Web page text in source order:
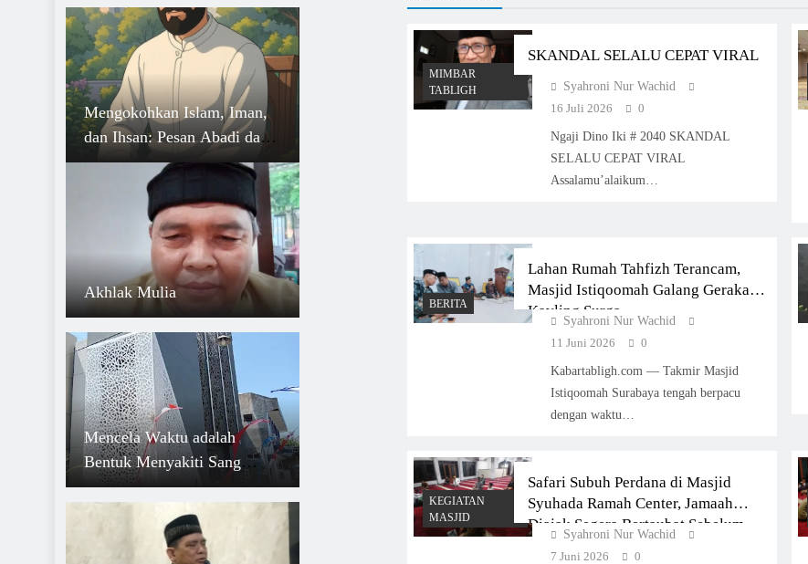
Mengokohkan Islam, Iman,
dan Ihsan: Pesan Abadi dari
Hadits Jibril
Akhlak Mulia
Mencela Waktu adalah
Bentuk Menyakiti Sang
Pencipta
MIMBAR
TABLIGH
SKANDAL SELALU CEPAT VIRAL
Syahroni Nur Wachid
16 Juli 2026
0
Ngaji Dino Iki # 2040 SKANDAL
SELALU CEPAT VIRAL
Assalamu’alaikum…
BERITA
Lahan Rumah Tahfizh Terancam,
Masjid Istiqoomah Galang Gerakan
Kavling Surga
Syahroni Nur Wachid
11 Juni 2026
0
Kabartabligh.com — Takmir Masjid
Istiqoomah Surabaya tengah berpacu
dengan waktu…
KEGIATAN
MASJID
Safari Subuh Perdana di Masjid
Syuhada Ramah Center, Jamaah
Diajak Segera Bertaubat Sebelum
Terlambat
Syahroni Nur Wachid
7 Juni 2026
0